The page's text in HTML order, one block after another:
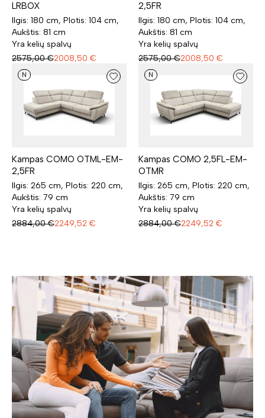
LRBOX
Ilgis: 180 cm, Plotis: 104 cm,
Aukštis: 81 cm
Yra kelių spalvų
2575,00 €2008,50 €
2,5FR
Ilgis: 180 cm, Plotis: 104 cm,
Aukštis: 81 cm
Yra kelių spalvų
2575,00 €2008,50 €
N
Kampas COMO OTML-EM-
2,5FR
Ilgis: 265 cm, Plotis: 220 cm,
Aukštis: 79 cm
Yra kelių spalvų
2884,00 €2249,52 €
N
Kampas COMO 2,5FL-EM-
OTMR
Ilgis: 265 cm, Plotis: 220 cm,
Aukštis: 79 cm
Yra kelių spalvų
2884,00 €2249,52 €